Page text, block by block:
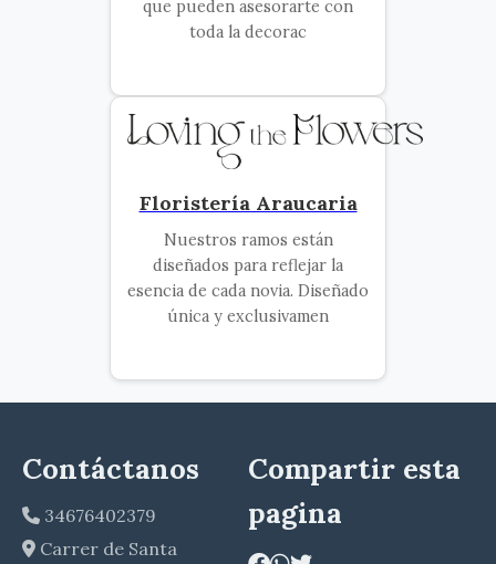
que pueden asesorarte con
toda la decorac
Floristería Araucaria
Nuestros ramos están
diseñados para reflejar la
esencia de cada novia. Diseñado
única y exclusivamen
Contáctanos
34676402379
Carrer de Santa
Compartir esta
pagina